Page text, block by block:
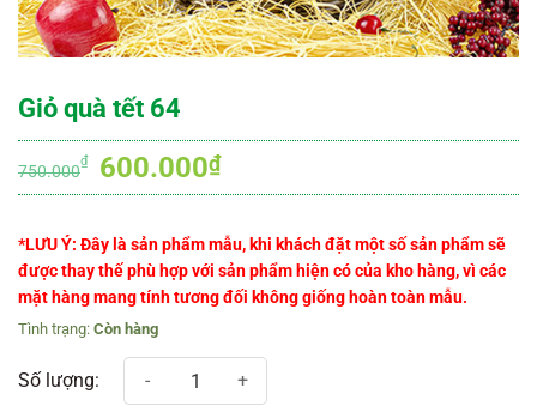
Giỏ quà tết 64
750.000
₫
Giá
gốc
750.000₫.
600.000₫Giá
hiện
là:
600.000₫.
*LƯU Ý: Đây là sản phẩm mẫu, khi khách đặt một số sản phẩm sẽ
được thay thế phù hợp với sản phẩm hiện có của kho hàng, vì các
mặt hàng mang tính tương đối không giống hoàn toàn mẫu.
Còn hàng
Giỏ quà tết 64 số lượng